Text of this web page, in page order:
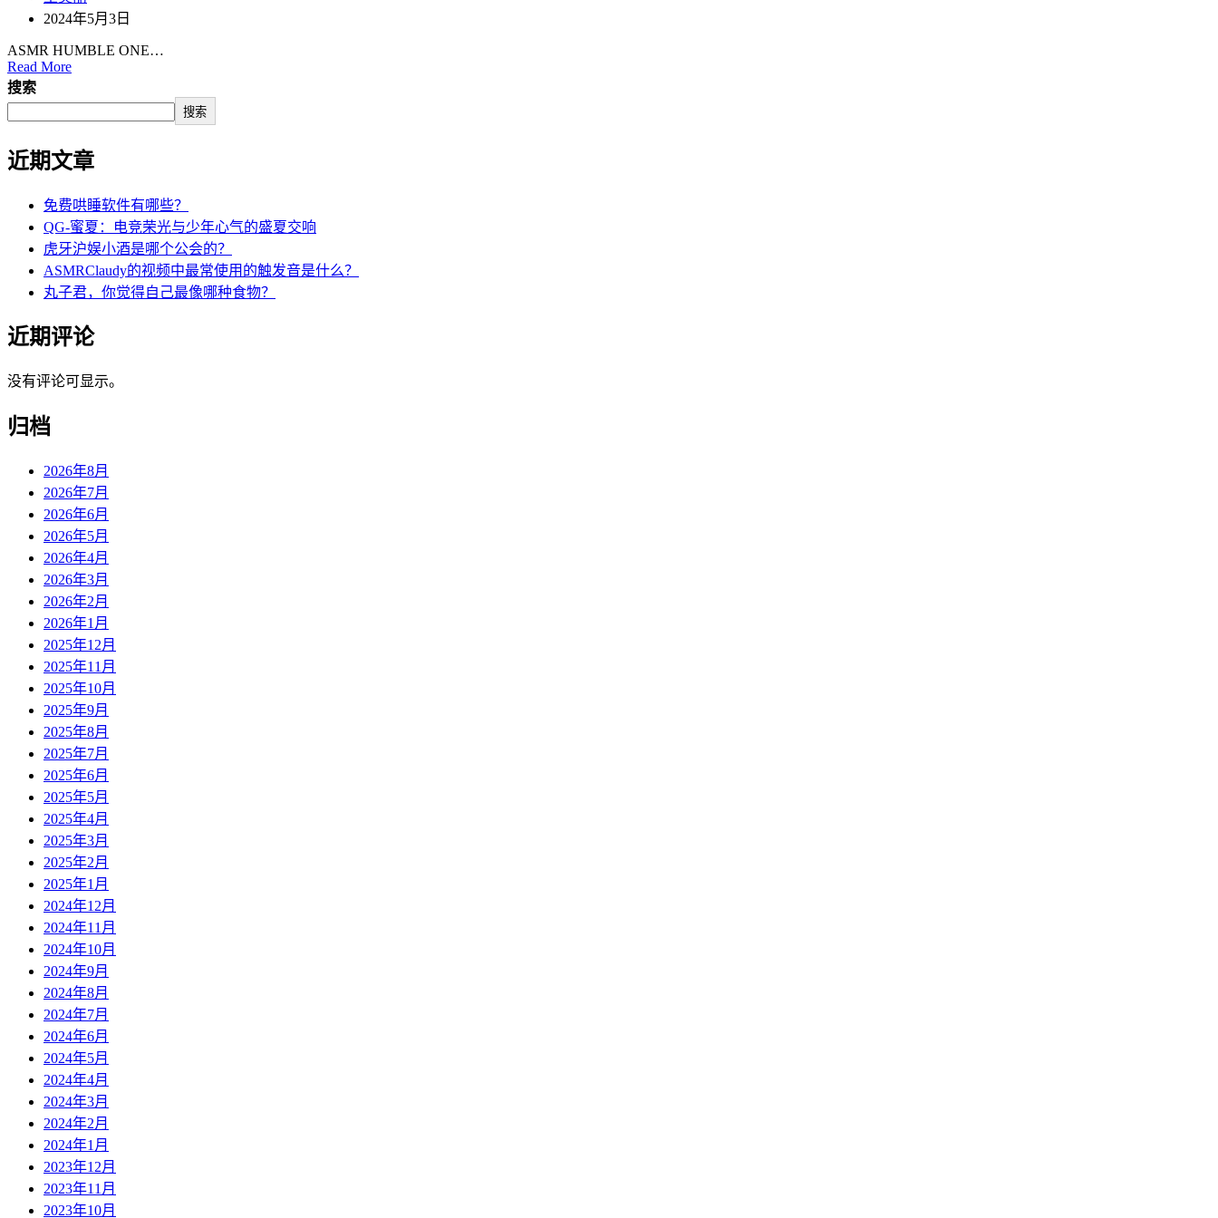
2024年5月3日
ASMR HUMBLE ONE…
Read More
搜索
搜索
近期文章
免费哄睡软件有哪些？
QG-蜜夏：电竞荣光与少年心气的盛夏交响
虎牙沪娱小酒是哪个公会的？
ASMRClaudy的视频中最常使用的触发音是什么？
丸子君，你觉得自己最像哪种食物？
近期评论
没有评论可显示。
归档
2026年8月
2026年7月
2026年6月
2026年5月
2026年4月
2026年3月
2026年2月
2026年1月
2025年12月
2025年11月
2025年10月
2025年9月
2025年8月
2025年7月
2025年6月
2025年5月
2025年4月
2025年3月
2025年2月
2025年1月
2024年12月
2024年11月
2024年10月
2024年9月
2024年8月
2024年7月
2024年6月
2024年5月
2024年4月
2024年3月
2024年2月
2024年1月
2023年12月
2023年11月
2023年10月